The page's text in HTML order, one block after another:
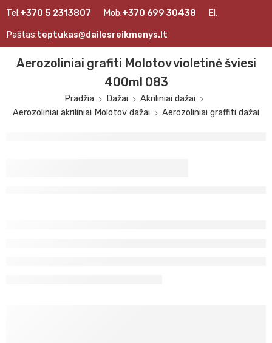
Tel:+370 5 2313807 Mob:+370 699 30438 El.
Paštas:teptukas@dailesreikmenys.lt
Aerozoliniai grafiti Molotov violetinė šviesi
400ml 083
Pradžia Dažai
Akriliniai dažai
Aerozoliniai akriliniai Molotov dažai
Aerozoliniai graffiti dažai